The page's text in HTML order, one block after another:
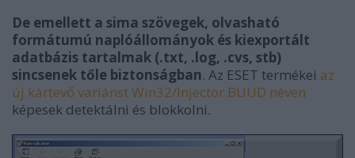
De emellett a sima szövegek, olvasható
formátumú naplóállományok és kiexportált
adatbázis tartalmak (.txt, .log, .cvs, stb)
sincsenek tőle biztonságban. Az ESET termékei az
új kártevő variánst Win32/Injector.BUUD néven
képesek detektálni és blokkolni.